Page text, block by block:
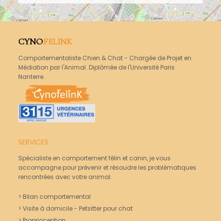
CYNOFELINK
Comportementaliste Chien & Chat - Chargée de Projet en
Médiation par l'Animal. Diplômée de l'Université Paris
Nanterre.
SERVICES
Spécialiste en comportement félin et canin, je vous
accompagne pour prévenir et résoudre les problématiques
rencontrées avec votre animal.
> Bilan comportemental
>Visite à domicile - Petsitter pour chat